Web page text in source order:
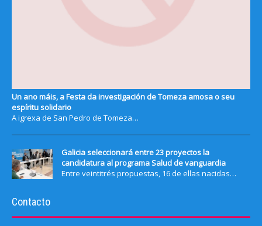
Un ano máis, a Festa da investigación de Tomeza amosa o seu
espíritu solidario
A igrexa de San Pedro de Tomeza…
Galicia seleccionará entre 23 proyectos la
candidatura al programa Salud de vanguardia
Entre veintitrés propuestas, 16 de ellas nacidas…
Contacto